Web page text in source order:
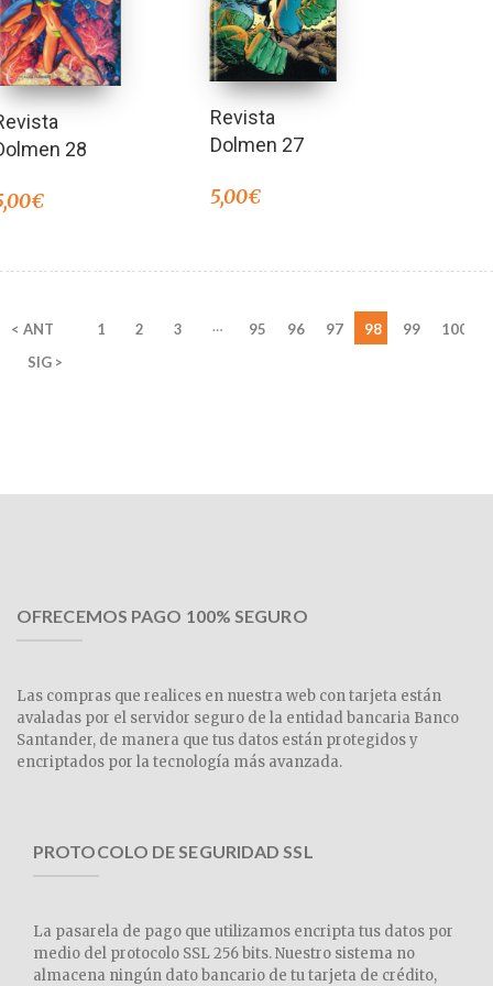
28
€
Revista
Dolmen 27
5,00€
< ANT 1 2 3 … 95 96 97 98 99
100
SIG >
OFRECEMOS PAGO 100% SEGURO
Las compras que realices en nuestra web con tarjeta están
avaladas por el servidor seguro de la entidad bancaria Banco
Santander, de manera que tus datos están protegidos y
encriptados por la tecnología más avanzada.
PROTOCOLO DE SEGURIDAD SSL
La pasarela de pago que utilizamos encripta tus datos por
medio del protocolo SSL 256 bits. Nuestro sistema no
almacena ningún dato bancario de tu tarjeta de crédito,